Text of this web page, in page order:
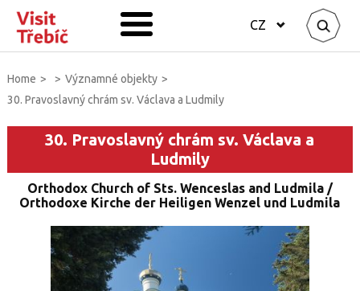
CZ
Home > > Významné objekty >
30. Pravoslavný chrám sv. Václava a Ludmily
30. Pravoslavný chrám sv. Václava a
Ludmily
Orthodox Church of Sts. Wenceslas and Ludmila /
Orthodoxe Kirche der Heiligen Wenzel und Ludmila